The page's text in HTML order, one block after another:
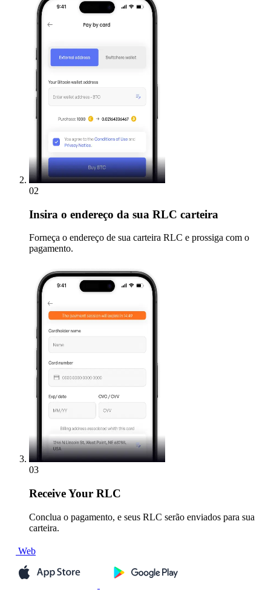
02
Insira o endereço da sua RLC carteira
Forneça o endereço de sua carteira RLC e prossiga com o
pagamento.
03
ReceiveYour RLC
Conclua o pagamento, e seus RLC serão enviados para sua
carteira.
Web